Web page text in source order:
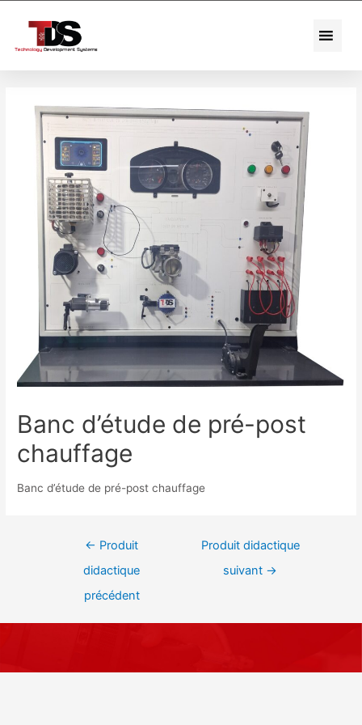
Banc d’étude de pré-post
chauffage
Banc d’étude de pré-post chauffage
← Produit
didactique
précédent
Produit didactique
suivant →